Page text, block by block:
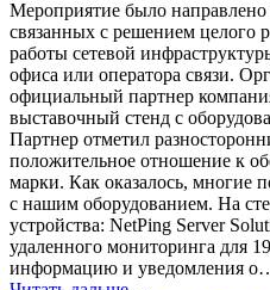
Мероприятие было
связанных с решением целого
работы сетевой
офиса или оператора связи.
официальный партнер
выставочный стенд с
Партнер отметил
положительное отношение к
марки. Как оказалось, многие
с нашим оборудованием. На
устройства: NetPing Server
удаленного мониторинга для
информацию и уведомления